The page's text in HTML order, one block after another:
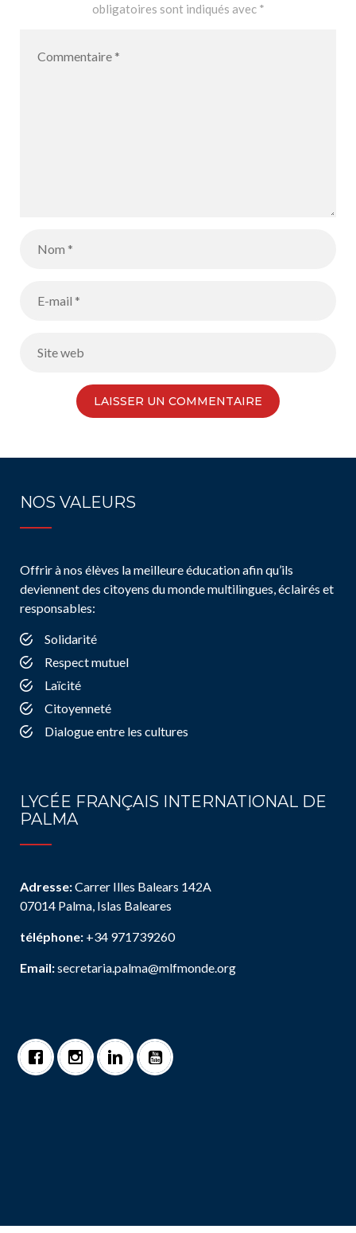
obligatoires sont indiqués avec *
NOS VALEURS
Offrir à nos élèves la meilleure éducation afin qu’ils
deviennent des citoyens du monde multilingues, éclairés et
responsables:
Solidarité
Respect mutuel
Laïcité
Citoyenneté
Dialogue entre les cultures
LYCÉE FRANÇAIS INTERNATIONAL DE
PALMA
Adresse:Carrer Illes Balears 142A
07014 Palma, Islas Baleares
téléphone: +34 971739260
Email:secretaria.palma@mlfmonde.org